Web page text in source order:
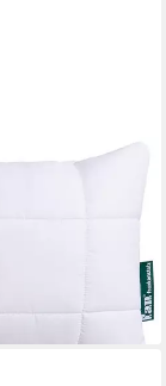
Bezug: